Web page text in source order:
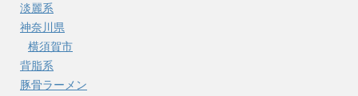
淡麗系
神奈川県
横須賀市
背脂系
豚骨ラーメン